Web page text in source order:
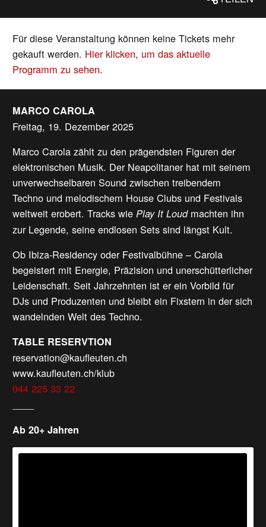
Für diese Veranstaltung können keine Tickets mehr
gekauft werden. Hier klicken, um das aktuelle
Programm zu sehen.
MARCO CAROLA
Freitag, 19. Dezember 2025
Marco Carola zählt zu den prägendsten Figuren der
elektronischen Musik. Der Neapolitaner hat mit seinem
unverwechselbaren Sound zwischen treibendem
Techno und melodischem House Clubs und Festivals
weltweit erobert. Tracks wiePlay It Loudmachten ihn
zur Legende, seine endlosen Sets sind längst Kult.
Ob Ibiza-Residency oder Festivalbühne – Carola
begeistert mit Energie, Präzision und unerschütterlicher
Leidenschaft. Seit Jahrzehnten ist er ein Vorbild für
DJs und Produzenten und bleibt ein Fixstern in der sich
wandelnden Welt des Techno.
TABLE RESERVTION
reservation@kaufleuten.ch
www.kaufleuten.ch/klub
044 225 33 22
Ab 20+ Jahren